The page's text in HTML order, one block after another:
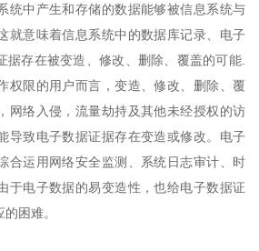
统中产生和存储的数据能够被信息系统与
就意味着信息系统中的数据库记录、电子
据存在被变造、修改、删除、覆盖的可能.
权限的用户而言，变造、修改、删除、覆
网络入侵，流量劫持及其他未经授权的访
导致电子数据证据存在变造或修改。电子
合运用网络安全监测、系统日志审计、时
于电子数据的易变造性，也给电子数据证
困难。